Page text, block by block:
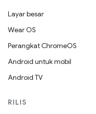
Layar besar
Wear OS
Perangkat ChromeOS
Android untuk mobil
Android TV
RILIS